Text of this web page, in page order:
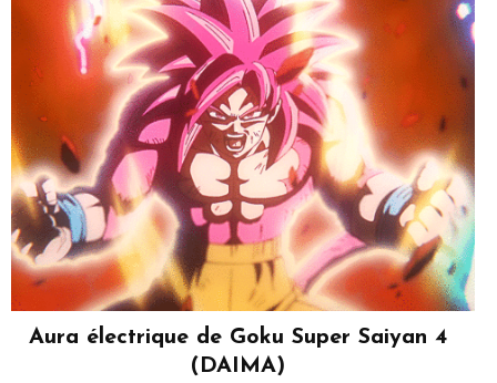
Aura électrique de Goku Super Saiyan 4
(DAIMA)